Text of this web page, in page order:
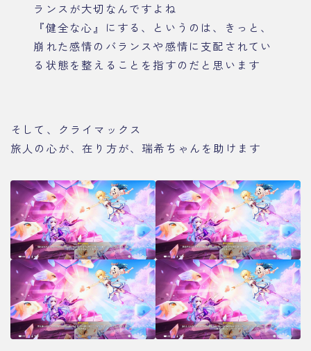
ランスが大切なんですよね
『健全な心』にする、というのは、きっと、
崩れた感情のバランスや感情に支配されてい
る状態を整えることを指すのだと思います
そして、クライマックス
旅人の心が、在り方が、瑞希ちゃんを助けます